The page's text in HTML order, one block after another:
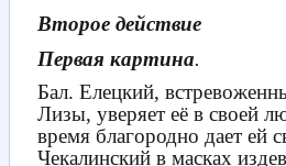
Второе действие
Первая картина.
Бал. Елецкий,
Лизы, уверяет её в своей
время благородно дает ей
Чекалинский в масках